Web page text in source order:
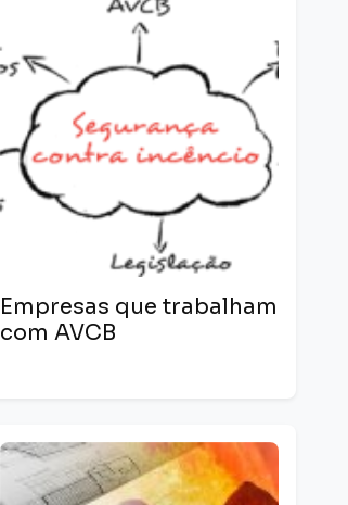
Empresas que trabalham
com AVCB